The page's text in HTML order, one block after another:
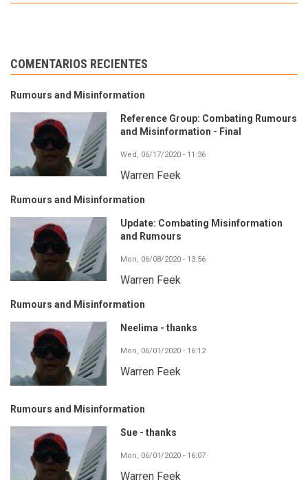
COMENTARIOS RECIENTES
Rumours and Misinformation
Reference Group: Combating Rumours
and Misinformation - Final
Wed, 06/17/2020 - 11:36
Warren Feek
Rumours and Misinformation
Update: Combating Misinformation
and Rumours
Mon, 06/08/2020 - 13:56
Warren Feek
Rumours and Misinformation
Neelima - thanks
Mon, 06/01/2020 - 16:12
Warren Feek
Rumours and Misinformation
Sue - thanks
Mon, 06/01/2020 - 16:07
Warren Feek